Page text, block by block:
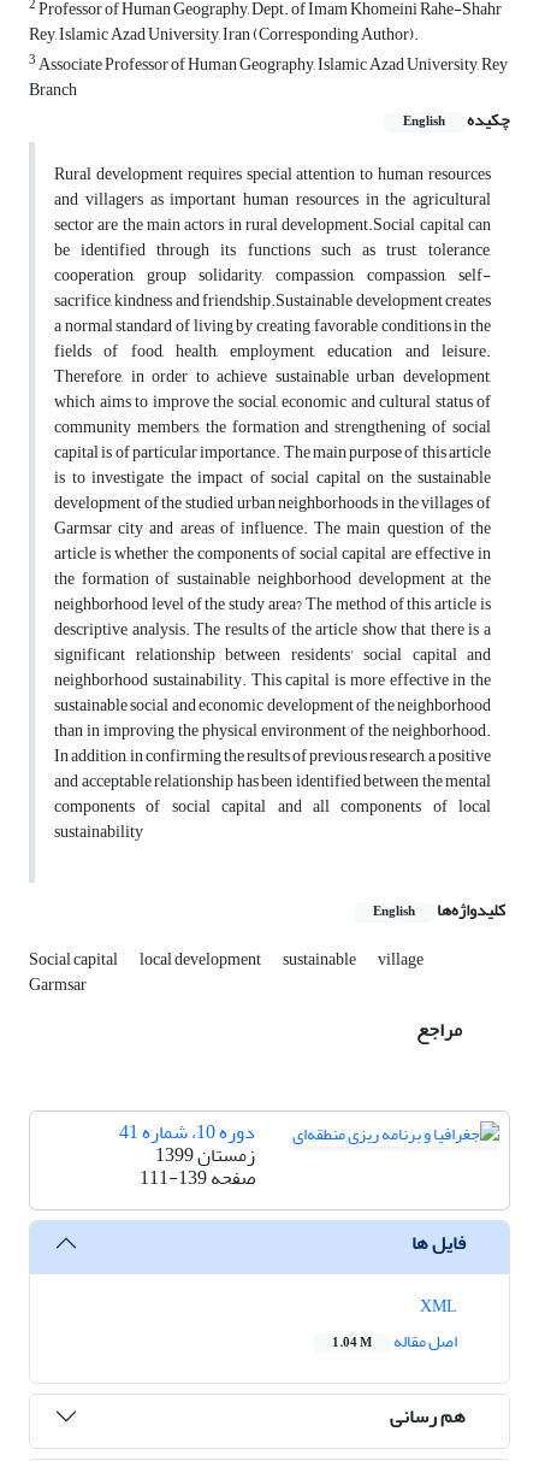
2Professor of Human Geography, Dept. of Imam Khomeini Rahe-Shahr
Rey, Islamic Azad University, Iran (Corresponding Author).
3Associate Professor of Human Geography, Islamic Azad University, Rey
Branch
چکیده
English
Rural development requires special attention to human resources
and villagers as important human resources in the agricultural
sector are the main actors in rural development.Social capital can
be identified through its functions such as trust, tolerance,
cooperation, group solidarity, compassion, compassion, self-
sacrifice, kindness and friendship.Sustainable development creates
a normal standard of living by creating favorable conditions in the
fields of food, health, employment, education and leisure.
Therefore, in order to achieve sustainable urban development,
which aims to improve the social, economic and cultural status of
community members, the formation and strengthening of social
capital is of particular importance. The main purpose of this article
is to investigate the impact of social capital on the sustainable
development of the studied urban neighborhoods in the villages of
Garmsar city and areas of influence. The main question of the
article is whether the components of social capital are effective in
the formation of sustainable neighborhood development at the
neighborhood level of the study area? The method of this article is
descriptive analysis. The results of the article show that there is a
significant relationship between residents' social capital and
neighborhood sustainability. This capital is more effective in the
sustainable social and economic development of the neighborhood
than in improving the physical environment of the neighborhood.
In addition, in confirming the results of previous research, a positive
and acceptable relationship has been identified between the mental
components of social capital and all components of local
sustainability
کلیدواژه‌ها English
Social capital local development sustainable village
Garmsar
مراجع
دوره 10، شماره 41
زمستان 1399
صفحه111-139
فایل ها
اصل مقاله
1.04 M
هم رسانی